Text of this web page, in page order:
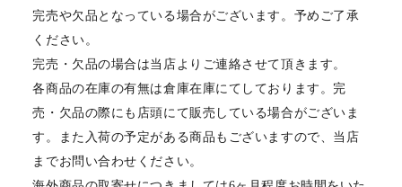
完売や欠品となっている場合がございます。予めご了承
ください。
完売・欠品の場合は当店よりご連絡させて頂きます。
各商品の在庫の有無は倉庫在庫にてしております。完
売・欠品の際にも店頭にて販売している場合がございま
す。また入荷の予定がある商品もございますので、当店
までお問い合わせください。